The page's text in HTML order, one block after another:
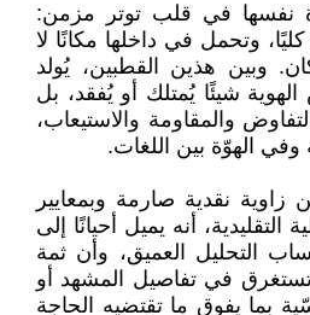
نفسها في قلب توتر مزمن:
وتحمل في داخلها مكانًا لا
وبين هذين القطبين، يُولد
شيئًا يُمتلك أو يُفقد، بل
والمقاومة والاستيعاب،
الهوّة بين اللغات.
نقدية صارمة وبمعايير
التقليدية، أنه يميل أحيانًا إلى
التحليل العميق، وأن ثمة
تستغرق في تفاصيل المشهد أو
بما يفوق ما تقتضيه الحاجة